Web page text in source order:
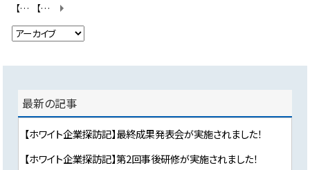
【ホワイト企業探訪記】第2回研修が実施されました！ 【ホワイト企業探訪記】第4回研修が実施されました！
最新の記事
【ホワイト企業探訪記】最終成果発表会が実施されました！
【ホワイト企業探訪記】第2回事後研修が実施されました！